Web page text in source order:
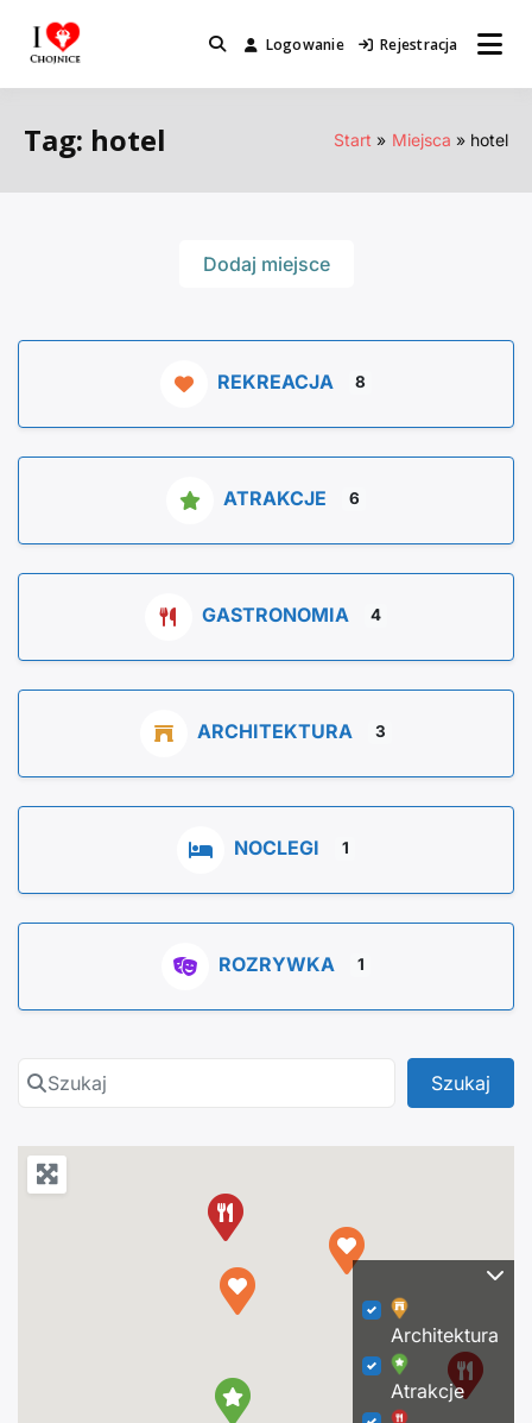
Miejsca które warto odwiedzić.
Logowanie Rejestracja
Tag: hotel Start Miejsca hotel
Dodaj miejsce
REKREACJA 8
ATRAKCJE 6
GASTRONOMIA 4
ARCHITEKTURA 3
NOCLEGI 1
ROZRYWKA 1
Szukaj Szukaj
Architektura
Atrakcje